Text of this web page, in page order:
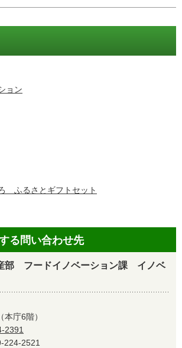
ョン
ふるさとギフトセット
る問い合わせ先
部 フードイノベーション課 イノベ
庁6階）
2391
224-2521